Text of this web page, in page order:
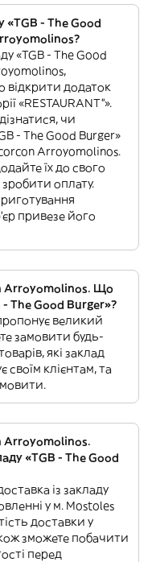
«TGB - The Good
«TGB - The Good
відкрити додаток
«RESTAURANT”».
чи
- The Good Burger»
Arroyomolinos.
їх до свого
оплату.
привезе його
Arroyomolinos. Що
The Good Burger»?
великий
замовити будь-
які заклад
своїм клієнтам, та
Arroyomolinos.
«TGB - The Good
із закладу
у м. Mostoles
доставки у
зможете побачити
перед